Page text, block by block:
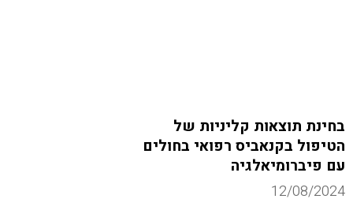
בחינת תוצאות קליניות של
הטיפול בקנאביס רפואי בחולים
עם פיברומיאלגיה
12/08/2024